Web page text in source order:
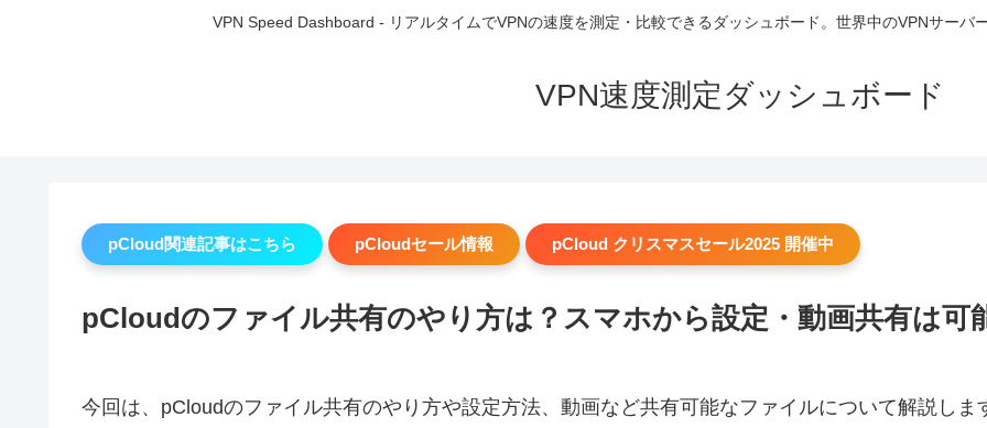
VPN Speed Dashboard - リアルタイムでVPNの速度を測定・比較できるダッシュボード。世界中のVPNサーバ
VPN速度測定ダッシュボード
pCloud関連記事はこちら pCloudセール情報 pCloud クリスマスセール2025 開催中
pCloudのファイル共有のやり方は？スマホから設定・動画共有は可
今回は、pCloudのファイル共有のやり方や設定方法、動画など共有可能なファイルについて解説しま